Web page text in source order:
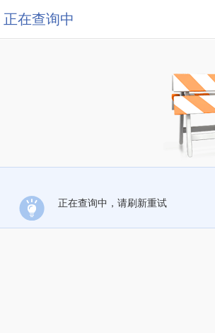
正在查询中
正在查询中，请刷新重试